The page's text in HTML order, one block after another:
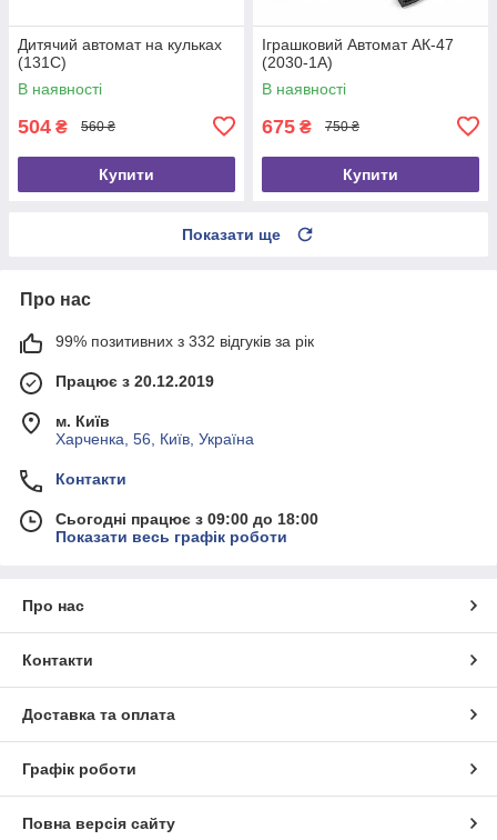
Дитячий автомат на кульках
(131C)
В наявності
504 ₴ 560 ₴
Купити
Іграшковий Автомат АК-47
(2030-1A)
В наявності
675 ₴ 750 ₴
Купити
Показати ще
Про нас
99% позитивних з 332 відгуків за рік
Працює з 20.12.2019
м. Київ
Харченка, 56, Київ, Україна
Контакти
Сьогодні працює з 09:00 до 18:00
Показати весь графік роботи
Про нас
Контакти
Доставка та оплата
Графік роботи
Повна версія сайту